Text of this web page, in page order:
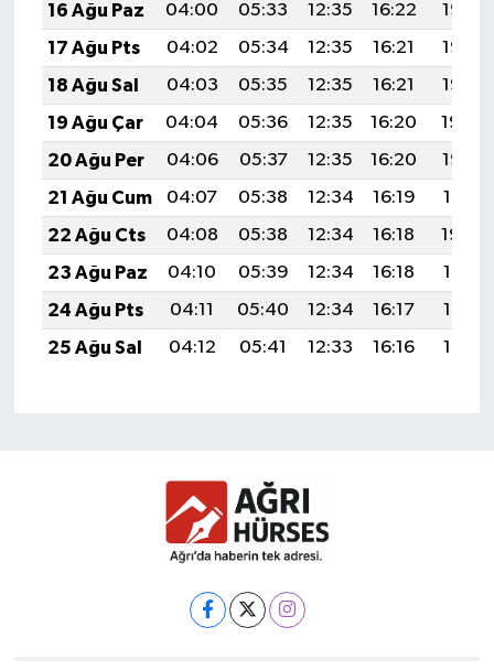
16 Ağu Paz
04:00 05:33 12:35 16:22
19:28
17 Ağu Pts
04:02 05:34 12:35 16:21
19:27
18 Ağu Sal
04:03 05:35 12:35 16:21
19:25
19 Ağu Çar
04:04 05:36 12:35 16:20
19:24
20 Ağu Per
04:06 05:37 12:35 16:20
19:22
21 Ağu Cum
04:07 05:38 12:34 16:19
19:21
22 Ağu Cts
04:08 05:38 12:34 16:18
19:20
23 Ağu Paz
04:10 05:39 12:34 16:18
19:18
24 Ağu Pts
04:11 05:40 12:34 16:17
19:17
25 Ağu Sal
04:12 05:41 12:33 16:16 19:15